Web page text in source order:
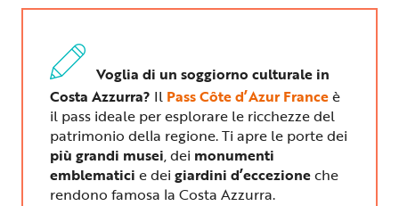
Voglia di un soggiorno culturale in
Costa Azzurra? Il Pass Côte d’Azur Franceè
il pass ideale per esplorare le ricchezze del
patrimonio della regione. Ti apre le porte dei
più grandi musei, dei monumenti
emblematici e dei giardini d’eccezioneche
rendono famosa la Costa Azzurra.